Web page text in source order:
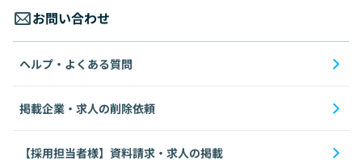
お問い合わせ
ヘルプ・よくある質問
掲載企業・求人の削除依頼
【採用担当者様】資料請求・求人の掲載